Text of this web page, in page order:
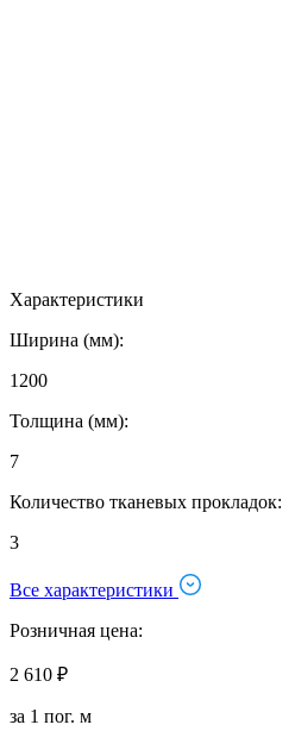
Характеристики
Ширина (мм):
1200
Толщина (мм):
7
Количество тканевых прокладок:
3
Все характеристики
Розничная цена:
2 610 ₽
за 1 пог. м